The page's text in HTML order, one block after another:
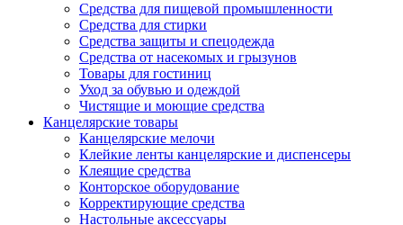
Средства для пищевой промышленности
Средства для стирки
Средства защиты и спецодежда
Средства от насекомых и грызунов
Товары для гостиниц
Уход за обувью и одеждой
Чистящие и моющие средства
Канцелярские товары
Канцелярские мелочи
Клейкие ленты канцелярские и диспенсеры
Клеящие средства
Конторское оборудование
Корректирующие средства
Настольные аксессуары